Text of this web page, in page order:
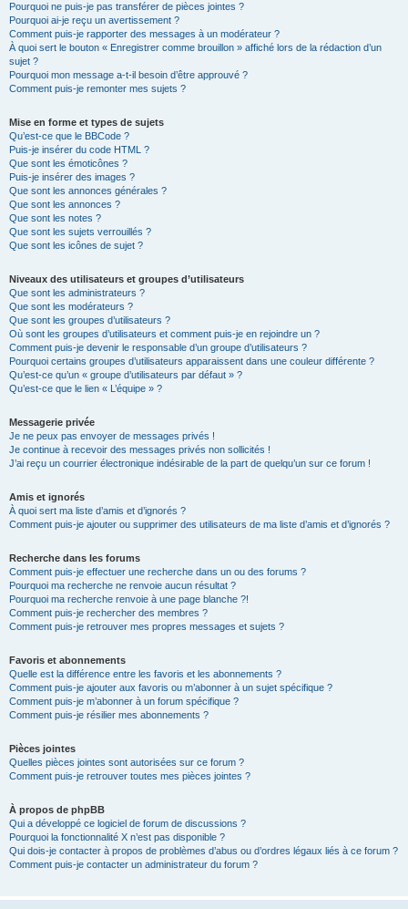
Pourquoi ne puis-je pas transférer de pièces jointes ?
Pourquoi ai-je reçu un avertissement ?
Comment puis-je rapporter des messages à un modérateur ?
À quoi sert le bouton « Enregistrer comme brouillon » affiché lors de la rédaction d’un
sujet ?
Pourquoi mon message a-t-il besoin d’être approuvé ?
Comment puis-je remonter mes sujets ?
Mise en forme et types de sujets
Qu’est-ce que le BBCode ?
Puis-je insérer du code HTML ?
Que sont les émoticônes ?
Puis-je insérer des images ?
Que sont les annonces générales ?
Que sont les annonces ?
Que sont les notes ?
Que sont les sujets verrouillés ?
Que sont les icônes de sujet ?
Niveaux des utilisateurs et groupes d’utilisateurs
Que sont les administrateurs ?
Que sont les modérateurs ?
Que sont les groupes d’utilisateurs ?
Où sont les groupes d’utilisateurs et comment puis-je en rejoindre un ?
Comment puis-je devenir le responsable d’un groupe d’utilisateurs ?
Pourquoi certains groupes d’utilisateurs apparaissent dans une couleur différente ?
Qu’est-ce qu’un « groupe d’utilisateurs par défaut » ?
Qu’est-ce que le lien « L’équipe » ?
Messagerie privée
Je ne peux pas envoyer de messages privés !
Je continue à recevoir des messages privés non sollicités !
J’ai reçu un courrier électronique indésirable de la part de quelqu’un sur ce forum !
Amis et ignorés
À quoi sert ma liste d’amis et d’ignorés ?
Comment puis-je ajouter ou supprimer des utilisateurs de ma liste d’amis et d’ignorés ?
Recherche dans les forums
Comment puis-je effectuer une recherche dans un ou des forums ?
Pourquoi ma recherche ne renvoie aucun résultat ?
Pourquoi ma recherche renvoie à une page blanche ?!
Comment puis-je rechercher des membres ?
Comment puis-je retrouver mes propres messages et sujets ?
Favoris et abonnements
Quelle est la différence entre les favoris et les abonnements ?
Comment puis-je ajouter aux favoris ou m’abonner à un sujet spécifique ?
Comment puis-je m’abonner à un forum spécifique ?
Comment puis-je résilier mes abonnements ?
Pièces jointes
Quelles pièces jointes sont autorisées sur ce forum ?
Comment puis-je retrouver toutes mes pièces jointes ?
À propos de phpBB
Qui a développé ce logiciel de forum de discussions ?
Pourquoi la fonctionnalité X n’est pas disponible ?
Qui dois-je contacter à propos de problèmes d’abus ou d’ordres légaux liés à ce forum ?
Comment puis-je contacter un administrateur du forum ?